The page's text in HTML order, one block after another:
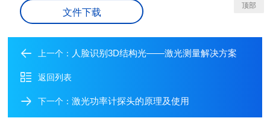
文件下载
上一个： 人脸识别3D结构光——激光测量解决方案
返回列表
下一个：激光功率计探头的原理及使用
顶部